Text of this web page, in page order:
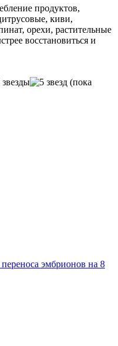
продуктов,
киви,
орехи, растительные
восстановиться и
(пока
эмбрионов на 8